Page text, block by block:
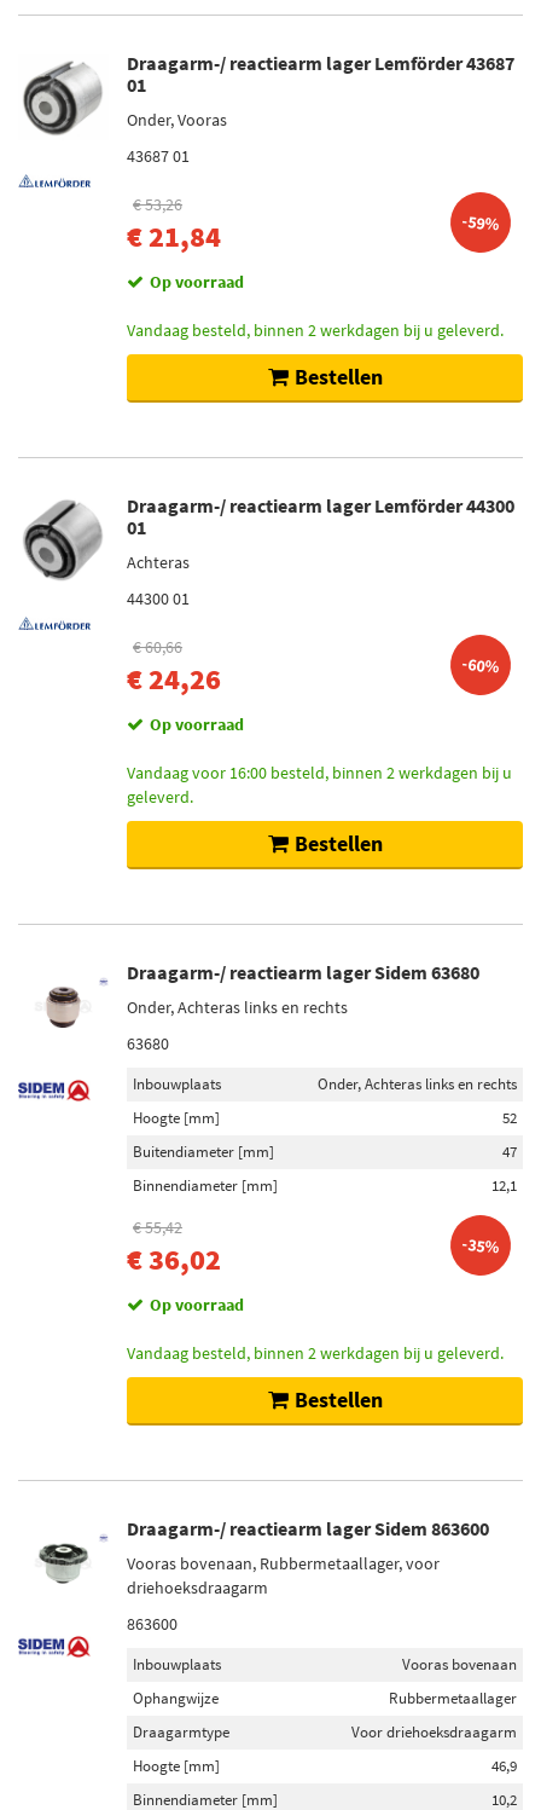
Original Imperium (1)
Inbouwplaats
Onder (4)
Vooras (3)
Aan beide zijden (2)
Draagarm-/ reactiearm lager Lemförder 43687
01
Onder, Vooras
43687 01
€ 53,26
€ 21,84 -59%
Op voorraad
Vandaag besteld, binnen 2 werkdagen bij u geleverd.
Bestellen
Draagarm-/ reactiearm lager Lemförder 44300
01
Achteras
44300 01
€ 60,66
€ 24,26 -60%
Op voorraad
Vandaag voor 16:00 besteld, binnen 2 werkdagen bij u
geleverd.
Bestellen
Draagarm-/ reactiearm lager Sidem 63680
Onder, Achteras links en rechts
63680
Inbouwplaats
Onder, Achteras links en rechts
Hoogte [mm]
52
Buitendiameter [mm]
47
Binnendiameter [mm]
12,1
€ 55,42
€ 36,02 -35%
Op voorraad
Vandaag besteld, binnen 2 werkdagen bij u geleverd.
Bestellen
Draagarm-/ reactiearm lager Sidem 863600
Vooras bovenaan, Rubbermetaallager, voor
driehoeksdraagarm
863600
Inbouwplaats
Vooras bovenaan
Ophangwijze
Rubbermetaallager
Draagarmtype
Voor driehoeksdraagarm
Hoogte [mm]
46,9
Binnendiameter [mm]
10,2